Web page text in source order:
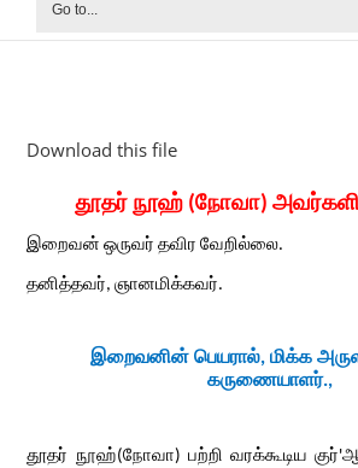
Go to...
Download this file
தூதர் நூஹ் (நோவா)
இறைவன் ஒருவர் தவிர வேறில்லை.
தனித்தவர்,​​ஞானமிக்கவர்.
இறைவனின் பெயரால்,​​ மிக்க
கருணையாளர்.,
தூதர் நூஹ்(நோவா) பற்றி வரக்கூடிய குர்'